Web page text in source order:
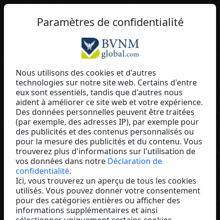
FR
Ralf Görlich
Fúmée Perfume & Cosmetics
Germany
Paramètres de confidentialité
Nous utilisons des cookies et d'autres
technologies sur notre site web. Certains d'entre
eux sont essentiels, tandis que d'autres nous
aident à améliorer ce site web et votre expérience.
Des données personnelles peuvent être traitées
(par exemple, des adresses IP), par exemple pour
des publicités et des contenus personnalisés ou
pour la mesure des publicités et du contenu. Vous
trouverez plus d'informations sur l'utilisation de
vos données dans notre Déclaration de
confidentialité.
Ici, vous trouverez un aperçu de tous les cookies
utilisés. Vous pouvez donner votre consentement
pour des catégories entières ou afficher des
informations supplémentaires et ainsi